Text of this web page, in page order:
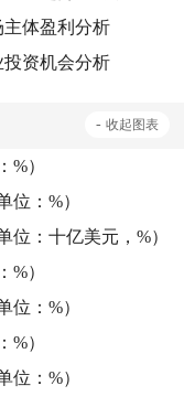
主体盈利分析
投资机会分析
- 收起图表
%）
位：%）
位：十亿美元，%）
%）
位：%）
%）
位：%）